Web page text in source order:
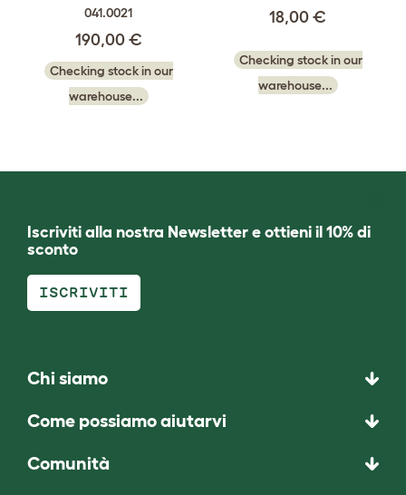
041.0021
190,00 €
Checking stock in our
warehouse...
18,00 €
Checking stock in our
warehouse...
Iscriviti alla nostra Newsletter e ottieni il 10% di
sconto
ISCRIVITI
Chi siamo
Come possiamo aiutarvi
Comunità